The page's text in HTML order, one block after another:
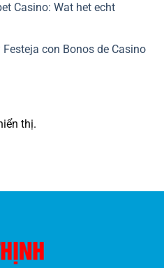
Casino: Wat het echt
con Bonos de Casino
thị.